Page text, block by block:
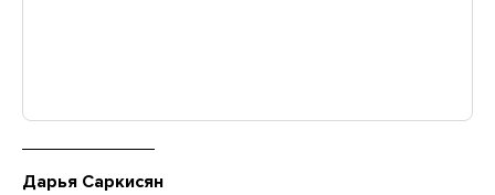
Дарья Саркисян